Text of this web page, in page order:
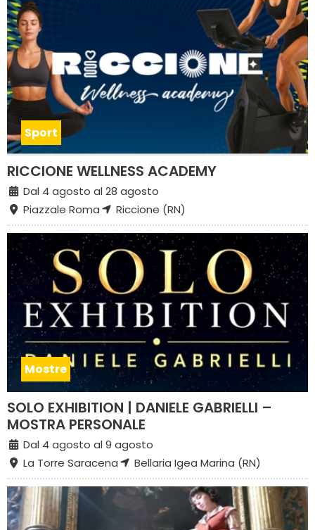
Sport
RICCIONE WELLNESS ACADEMY
Dal 4 agosto al 28 agosto
Piazzale Roma
Riccione (RN)
Mostre
SOLO EXHIBITION | DANIELE GABRIELLI –
MOSTRA PERSONALE
Dal 4 agosto al 9 agosto
La Torre Saracena
Bellaria Igea Marina (RN)